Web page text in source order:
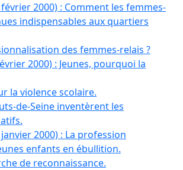
2000) : Comment les femmes-
indispensables aux quartiers
des femmes-relais ?
2000) : Jeunes, pourquoi la
la violence scolaire.
de-Seine inventèrent les
2000) : La profession
enfants en ébullition.
de reconnaissance.